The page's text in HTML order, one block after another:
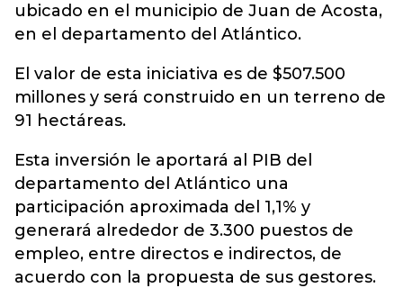
ubicado en el municipio de Juan de Acosta,
en el departamento del Atlántico.
El valor de esta iniciativa es de $507.500
millones y será construido en un terreno de
91 hectáreas.
Esta inversión le aportará al PIB del
departamento del Atlántico una
participación aproximada del 1,1% y
generará alrededor de 3.300 puestos de
empleo, entre directos e indirectos, de
acuerdo con la propuesta de sus gestores.